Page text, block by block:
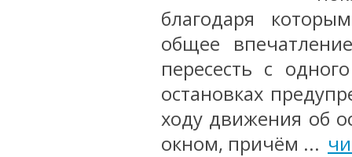
благодаря
общее
пересесть с
остановках
ходу движения об
окном, причём ...